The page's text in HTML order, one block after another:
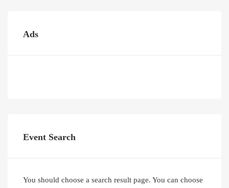
Ads
Event Search
You should choose a search result page. You can choose